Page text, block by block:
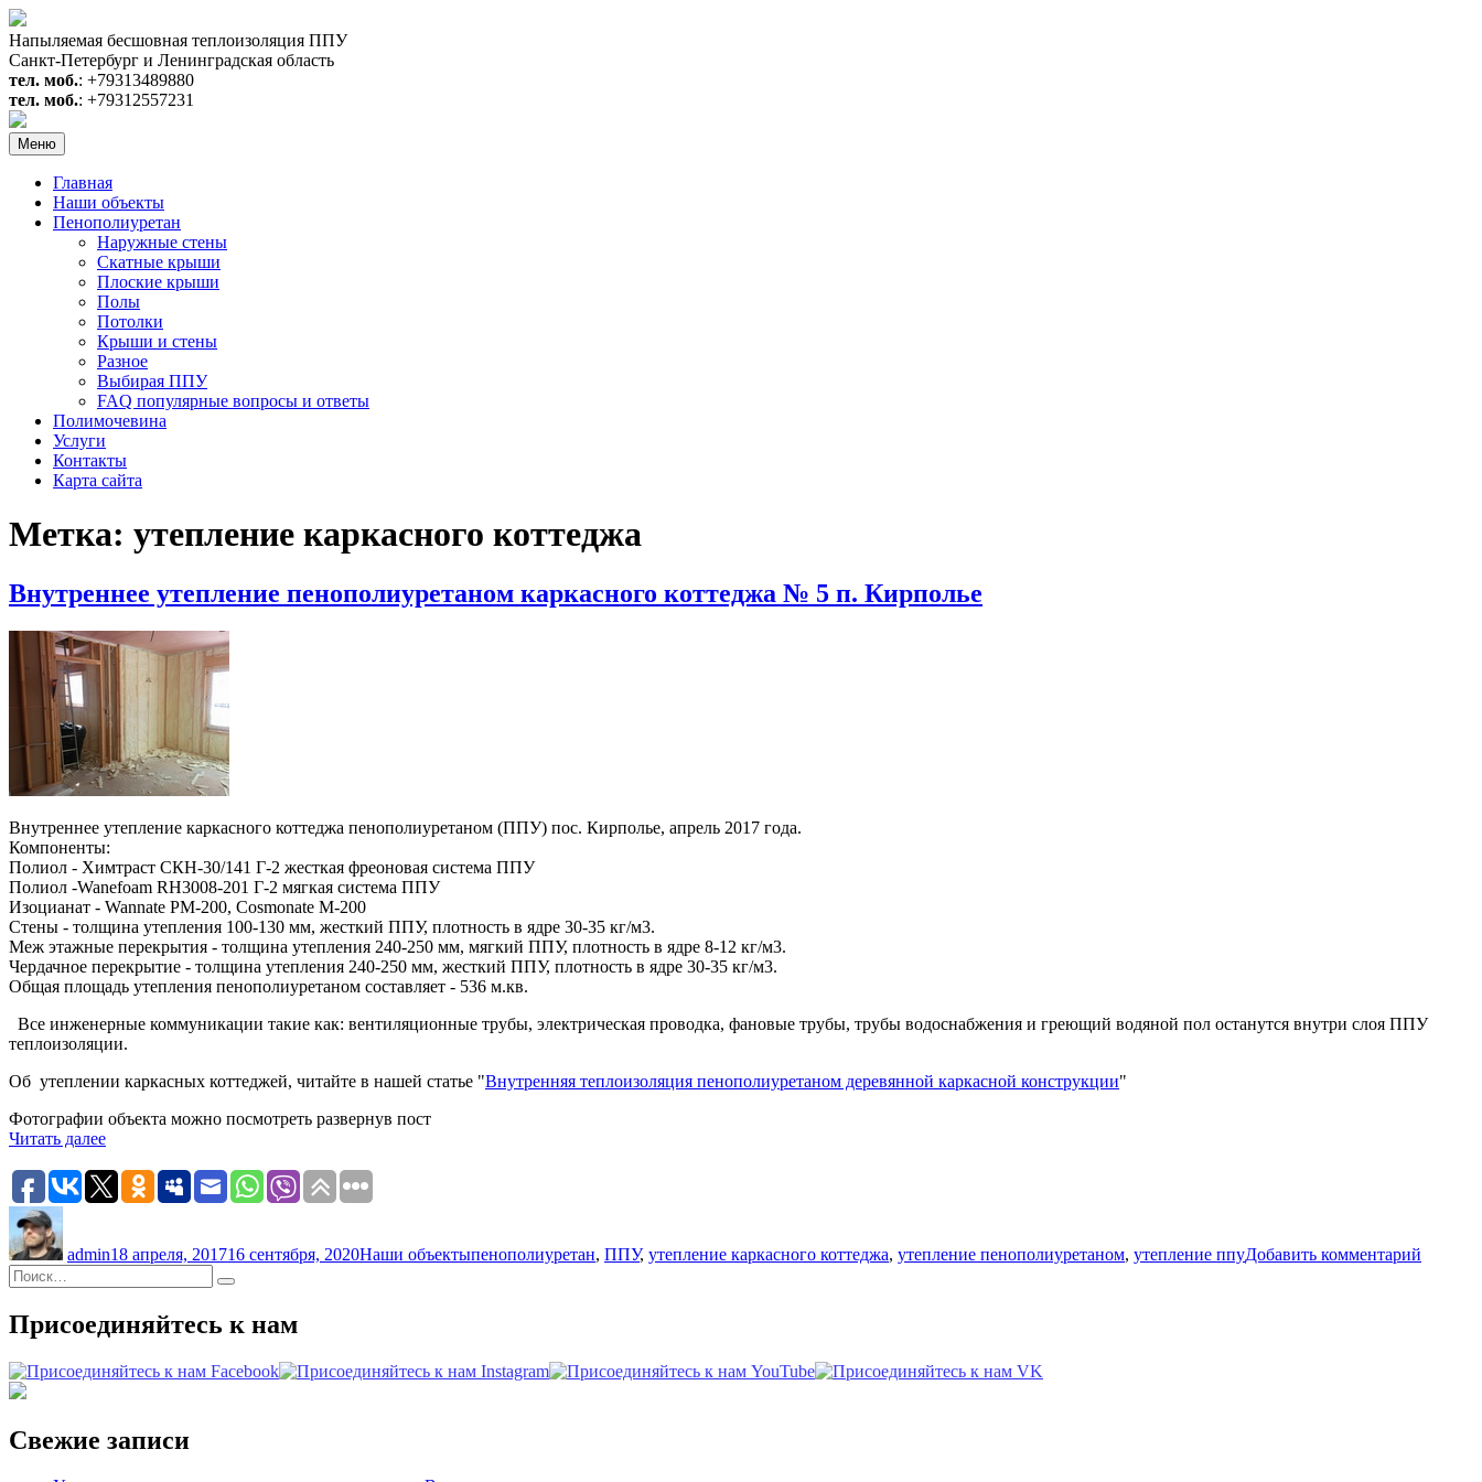
Перейти
к
содержимому
Напыляемая бесшовная теплоизоляция ППУ
Санкт-Петербург и Ленинградская область
тел. моб.: +79313489880
тел. моб.: +79312557231
Меню
Главная
Наши объекты
Пенополиуретан
Наружные стены
Скатные крыши
Плоские крыши
Полы
Потолки
Крыши и стены
Разное
Выбирая ППУ
FAQ популярные вопросы и ответы
Полимочевина
Услуги
Контакты
Карта сайта
Метка: утепление каркасного коттеджа
Внутреннее утепление пенополиуретаном каркасного коттеджа № 5 п. Кирполье
Внутреннее утепление каркасного коттеджа пенополиуретаном (ППУ) пос. Кирполье, апрель 2017 года.
Компоненты:
Полиол - Химтраст СКН-30/141 Г-2 жесткая фреоновая система ППУ
Полиол -Wanefoam RH3008-201 Г-2 мягкая система ППУ
Изоцианат - Wannate PM-200, Cosmonate M-200
Стены - толщина утепления 100-130 мм, жесткий ППУ, плотность в ядре 30-35 кг/м3.
Меж этажные перекрытия - толщина утепления 240-250 мм, мягкий ППУ, плотность в ядре 8-12 кг/м3.
Чердачное перекрытие - толщина утепления 240-250 мм, жесткий ППУ, плотность в ядре 30-35 кг/м3.
Общая площадь утепления пенополиуретаном составляет - 536 м.кв.
Все инженерные коммуникации такие как: вентиляционные трубы, электрическая проводка, фановые трубы, трубы водоснабжения и греющий водяной пол останутся внутри слоя ППУ
теплоизоляции.
Об утеплении каркасных коттеджей, читайте в нашей статье "Внутренняя теплоизоляция пенополиуретаном деревянной каркасной конструкции"
Фотографии объекта можно посмотреть развернув пост
Читать далее«Внутреннее
пенополиуретаном
каркасного
5
admin18 апреля, 201716 сентября, 2020Наши объектыпенополиуретан, ППУ, утепление каркасного коттеджа, утепление пенополиуретаном, утепление ппуДобавить комментарий
Искать:
Поиск
Присоединяйтесь к нам
Свежие записи